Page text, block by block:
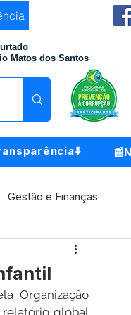
Matos dos Santos
Gestão e Finanças
Meio Ambiente
do Município
Organização
relatório global